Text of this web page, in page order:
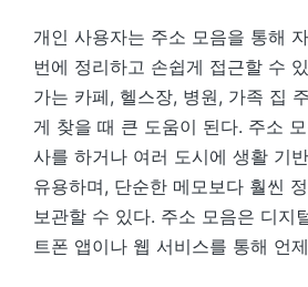
개인 사용자는 주소 모음을 통해
번에 정리하고 손쉽게 접근할 수
가는 카페, 헬스장, 병원, 가족 집
게 찾을 때 큰 도움이 된다. 주소
사를 하거나 여러 도시에 생활 기
유용하며, 단순한 메모보다 훨씬
보관할 수 있다. 주소 모음은 디지
트폰 앱이나 웹 서비스를 통해 언